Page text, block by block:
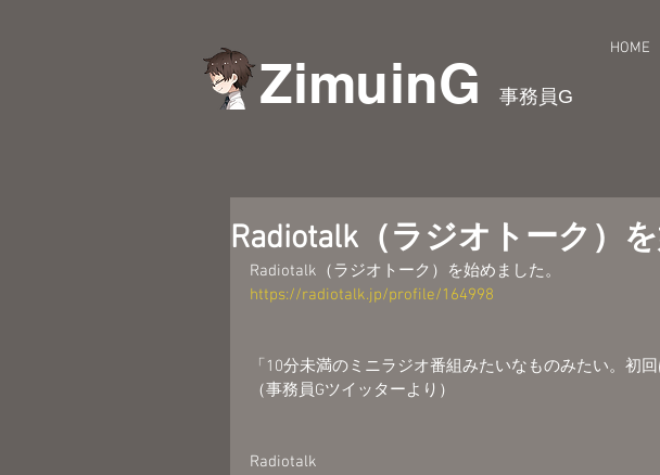
ZimuinG 事務員G
HOME
Radiotalk（ラジオトーク）
Radiotalk（ラジオトーク）を始めました。
https://radiotalk.jp/profile/164998
「10分未満のミニラジオ番組みたいなものみたい。初
（事務員Gツイッターより）
Radiotalk